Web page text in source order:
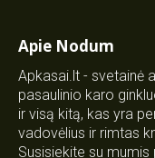
Apie Nodum
Apkasai.lt - svetainė
pasaulinio karo
ir visą kitą, kas yra
vadovėlius ir rimtas
Susisiekite su mumis